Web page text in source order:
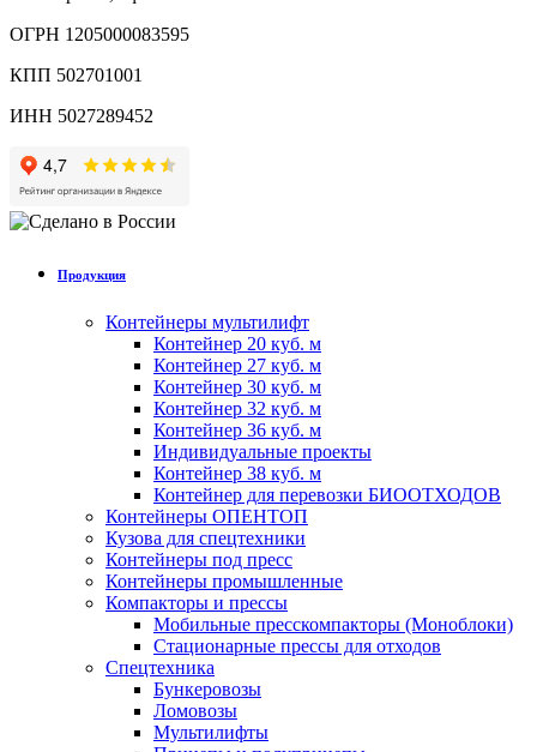
ОГРН 1205000083595
КПП 502701001
ИНН 5027289452
Продукция
Контейнеры мультилифт
Контейнер 20 куб. м
Контейнер 27 куб. м
Контейнер 30 куб. м
Контейнер 32 куб. м
Контейнер 36 куб. м
Индивидуальные проекты
Контейнер 38 куб. м
Контейнер для перевозки БИООТХОДОВ
Контейнеры ОПЕНТОП
Кузова для спецтехники
Контейнеры под пресс
Контейнеры промышленные
Компакторы и прессы
Мобильные пресскомпакторы (Моноблоки)
Стационарные прессы для отходов
Спецтехника
Бункеровозы
Ломовозы
Мультилифты